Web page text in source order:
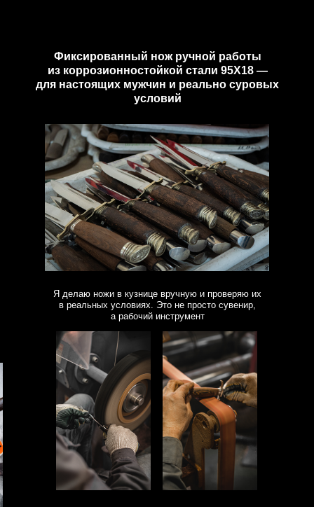
Фиксированный нож ручной работы
из коррозионностойкой стали 95Х18 —
для настоящих мужчин и реально суровых
условий
Я делаю ножи в кузнице вручную и проверяю их
в реальных условиях. Это не просто сувенир,
а рабочий инструмент